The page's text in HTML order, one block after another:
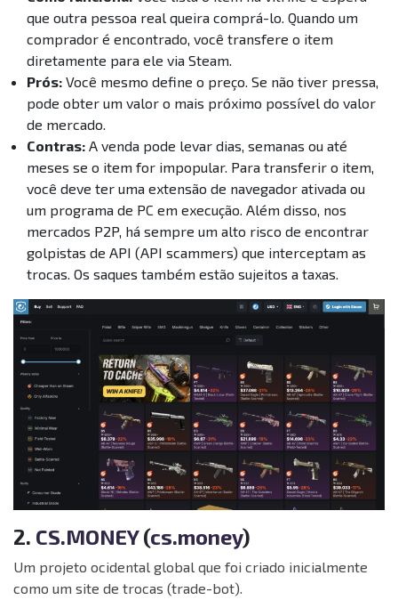
que outra pessoa real queira comprá-lo. Quando um
comprador é encontrado, você transfere o item
diretamente para ele via Steam.
Prós: Você mesmo define o preço. Se não tiver pressa,
pode obter um valor o mais próximo possível do valor
de mercado.
Contras: A venda pode levar dias, semanas ou até
meses se o item for impopular. Para transferir o item,
você deve ter uma extensão de navegador ativada ou
um programa de PC em execução. Além disso, nos
mercados P2P, há sempre um alto risco de encontrar
golpistas de API (API scammers) que interceptam as
trocas. Os saques também estão sujeitos a taxas.
2. CS.MONEY(cs.money)
Um projeto ocidental global que foi criado inicialmente
como um site de trocas (trade-bot).